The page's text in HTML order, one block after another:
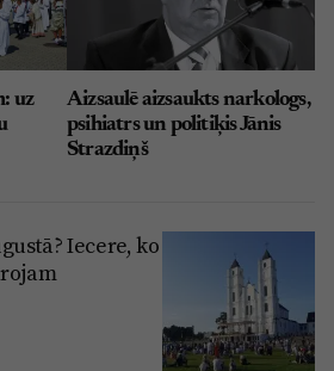
uz
Aizsaulē aizsaukts narkologs,
psihiatrs un politiķis Jānis
Strazdiņš
Iecere, ko